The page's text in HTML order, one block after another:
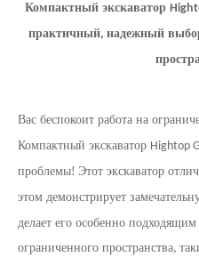
Компактный экскаватор
практичный, надежный
Вас беспокоит работа на
Компактный экскаватор Hightop
проблемы! Этот экскаватор
этом демонстрирует
делает его особенно
ограниченного пространства,